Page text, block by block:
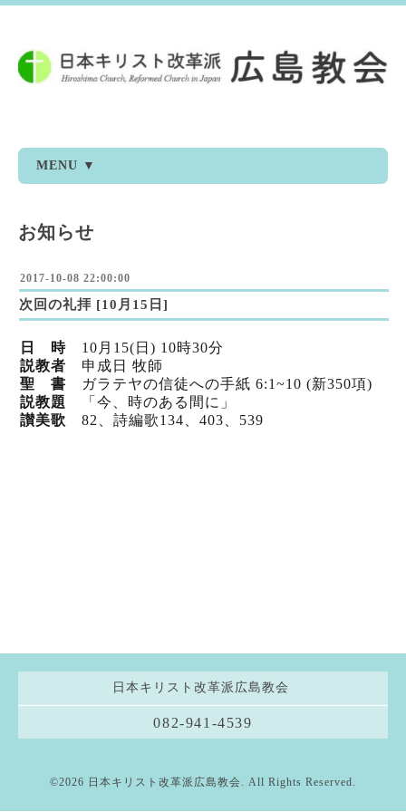
MENU ▼
お知らせ
2017-10-08 22:00:00
次回の礼拝 [10月15日]
日 時 10月15(日) 10時30分
説教者 申成日 牧師
聖 書 ガラテヤの信徒への手紙 6:1~10 (新350項)
説教題
「今、時のある間に」
讃美歌 82、詩編歌134、403 、539
日本キリスト改革派広島教会
082-941-4539
©2026 日本キリスト改革派広島教会. All Rights Reserved.